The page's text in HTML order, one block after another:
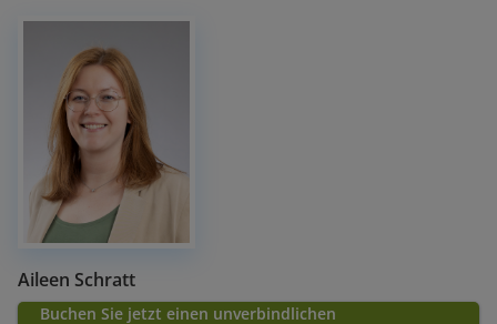
Aileen Schratt
Buchen Sie jetzt einen unverbindlichen